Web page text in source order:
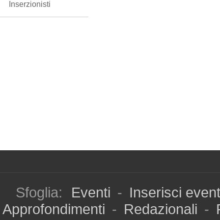
Inserzionisti
Sfoglia: Eventi - Inserisci
Approfondimenti - Redazionali -